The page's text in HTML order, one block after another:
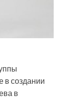
в создании
в